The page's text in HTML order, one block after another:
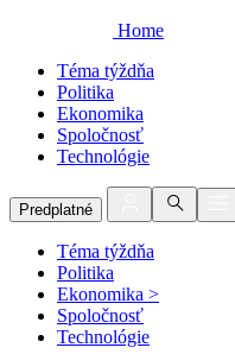
Home
Téma týždňa
Politika
Ekonomika
Spoločnosť
Technológie
Predplatné
Téma týždňa
Politika
Ekonomika >
Spoločnosť
Technológie